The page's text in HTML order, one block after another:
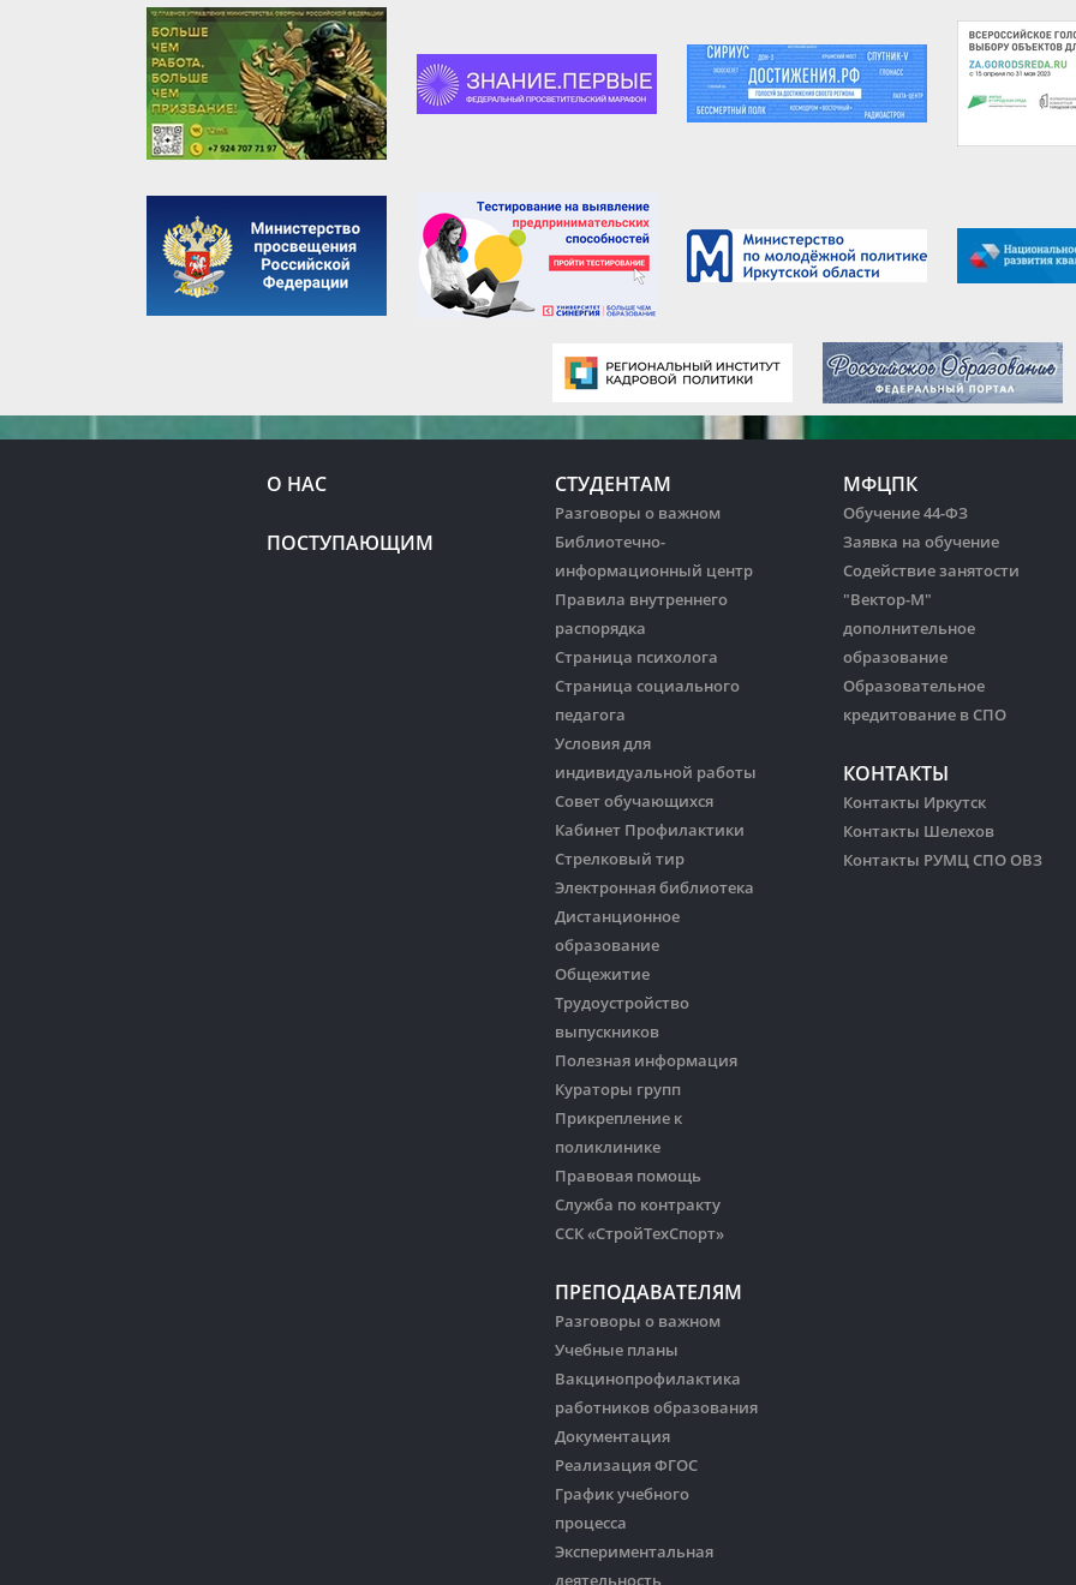
О НАС
ПОСТУПАЮЩИМ
СТУДЕНТАМ
Разговоры о важном
Библиотечно-
информационный центр
Правила внутреннего
распорядка
Страница психолога
Страница социального
педагога
Условия для
индивидуальной работы
Совет обучающихся
Кабинет Профилактики
Стрелковый тир
Электронная библиотека
Дистанционное
образование
Общежитие
Трудоустройство
выпускников
Полезная информация
Кураторы групп
Прикрепление к
поликлинике
Правовая помощь
Служба по контракту
ССК «СтройТехСпорт»
ПРЕПОДАВАТЕЛЯМ
Разговоры о важном
Учебные планы
Вакцинопрофилактика
работников образования
Документация
Реализация ФГОС
График учебного
процесса
Экспериментальная
деятельность
МФЦПК
Обучение 44-ФЗ
Заявка на обучение
Содействие занятости
"Вектор-М"
дополнительное
образование
Образовательное
кредитование в СПО
КОНТАКТЫ
Контакты Иркутск
Контакты Шелехов
Контакты РУМЦ СПО ОВЗ